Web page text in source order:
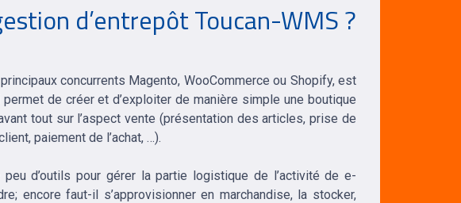
d’entrepôt Toucan-WMS ?
concurrents Magento, WooCommerce ou Shopify, est
de créer et d’exploiter de manière simple une boutique
tout sur l’aspect vente (présentation des articles, prise de
paiement de l’achat, …).
peu d’outils pour gérer la partie logistique de l’activité de e-
encore faut-il s’approvisionner en marchandise, la stocker,